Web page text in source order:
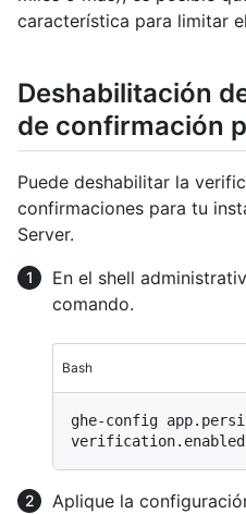
característica para limitar
Deshabilitación
de confirmación
Puede deshabilitar la
confirmaciones para tu
Server.
En el shell
comando.
Bash
ghe-config
verification.enabled
Aplique la